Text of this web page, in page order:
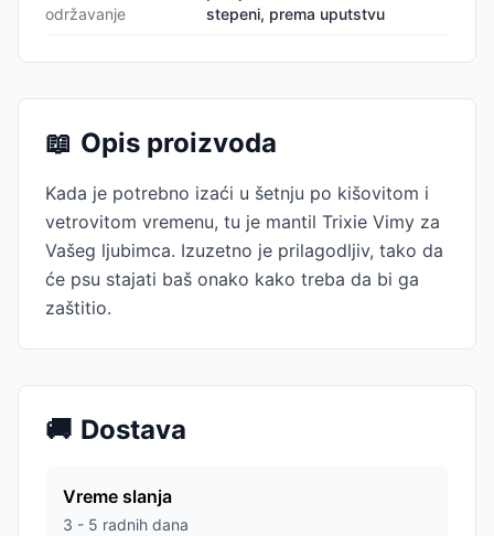
održavanje
stepeni, prema uputstvu
📖 Opis proizvoda
Kada je potrebno izaći u šetnju po kišovitom i
vetrovitom vremenu, tu je mantil Trixie Vimy za
Vašeg ljubimca. Izuzetno je prilagodljiv, tako da
će psu stajati baš onako kako treba da bi ga
zaštitio.
🚚 Dostava
Vreme slanja
3 - 5 radnih dana